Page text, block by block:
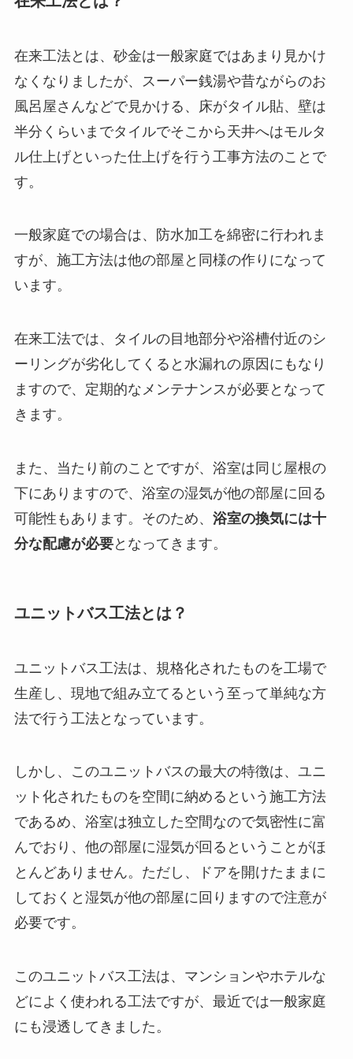
在来工法とは、砂金は一般家庭ではあまり見かけ
なくなりましたが、スーパー銭湯や昔ながらのお
風呂屋さんなどで見かける、床がタイル貼、壁は
半分くらいまでタイルでそこから天井へはモルタ
ル仕上げといった仕上げを行う工事方法のことで
す。
一般家庭での場合は、防水加工を綿密に行われま
すが、施工方法は他の部屋と同様の作りになって
います。
在来工法では、タイルの目地部分や浴槽付近のシ
ーリングが劣化してくると水漏れの原因にもなり
ますので、定期的なメンテナンスが必要となって
きます。
また、当たり前のことですが、浴室は同じ屋根の
下にありますので、浴室の湿気が他の部屋に回る
可能性もあります。そのため、 浴室の換気には十
分な配慮が必要となってきます。
ユニットバス工法とは？
ユニットバス工法は、規格化されたものを工場で
生産し、現地で組み立てるという至って単純な方
法で行う工法となっています。
しかし、このユニットバスの最大の特徴は、ユニ
ット化されたものを空間に納めるという施工方法
であるめ、浴室は独立した空間なので気密性に富
んでおり、他の部屋に湿気が回るということがほ
とんどありません。ただし、ドアを開けたままに
しておくと湿気が他の部屋に回りますので注意が
必要です。
このユニットバス工法は、マンションやホテルな
どによく使われる工法ですが、最近では一般家庭
にも浸透してきました。